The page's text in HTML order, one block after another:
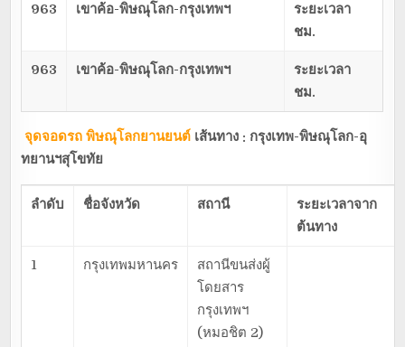
963 เขาค้อ-พิษณุโลก-กรุงเทพฯ
ระยะเวลา
ชม.
963 เขาค้อ-พิษณุโลก-กรุงเทพฯ
ระยะเวลา
ชม.
จุดจอดรถพิษณุโลกยานยนต์ เส้นทาง : กรุงเทพ-พิษณุโลก-อุ
ทยานฯสุโขทัย
ลำดับ ชื่อจังหวัด สถานี
ระยะเวลาจาก
ต้นทาง
1 กรุงเทพมหานคร
สถานีขนส่งผู้
โดยสาร
กรุงเทพฯ
(หมอชิต 2)